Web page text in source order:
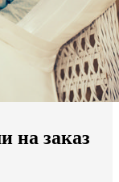
на заказ